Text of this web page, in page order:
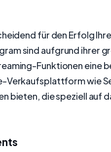
für den Erfolg
sind aufgrund ihrer
Funktionen eine
Verkaufsplattform wie
bieten, die speziell auf